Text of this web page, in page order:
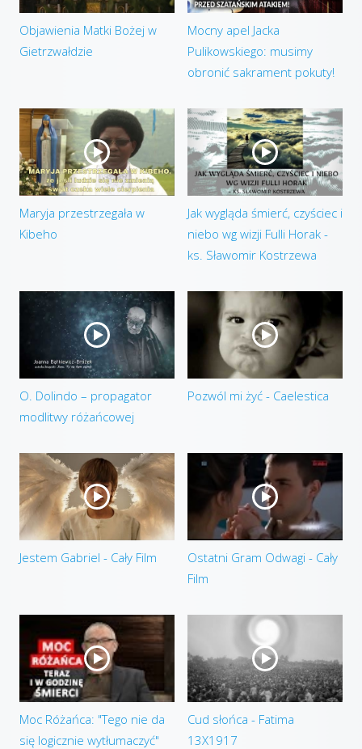
Objawienia Matki Bożej w
Gietrzwałdzie
Mocny apel Jacka
Pulikowskiego: musimy
obronić sakrament pokuty!
Maryja przestrzegała w
Kibeho
Jak wygląda śmierć, czyściec i
niebo wg wizji Fulli Horak -
ks. Sławomir Kostrzewa
O. Dolindo – propagator
modlitwy różańcowej
Pozwól mi żyć - Caelestica
Jestem Gabriel - Cały Film
Ostatni Gram Odwagi - Cały
Film
Moc Różańca: "Tego nie da
się logicznie wytłumaczyć"
Cud słońca - Fatima
13X1917